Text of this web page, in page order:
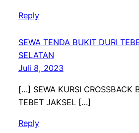
Reply
SEWA TENDA BUKIT DURI
SELATAN
Juli 8, 2023
[…] SEWA KURSI CROSSBACK
TEBET JAKSEL […]
Reply